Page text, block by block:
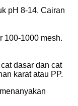
pH 8-14. Cairan
100-1000 mesh.
dasar dan cat
karat atau PP.